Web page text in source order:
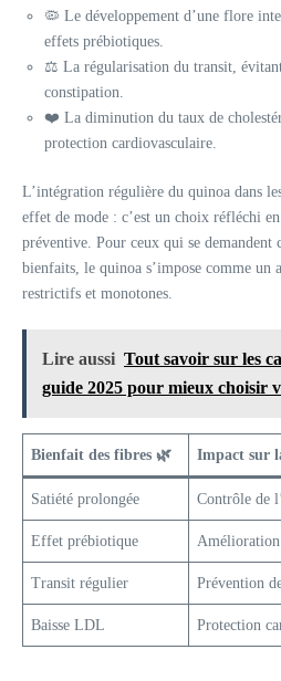
🦠 Le développement d’une flore
effets prébiotiques.
⚖️ La régularisation du transit,
constipation.
❤️ La diminution du taux de
protection cardiovasculaire.
L’intégration régulière du quinoa dans
effet de mode : c’est un choix réfléchi
préventive. Pour ceux qui se
bienfaits, le quinoa s’impose comme un
restrictifs et monotones.
Lire aussi Tout savoir sur les
guide 2025 pour mieux choisir
Bienfait des fibres 🌿 Impact sur
Satiété prolongée Contrôle de
Effet prébiotique
Transit régulier Prévention
Baisse LDL Protection